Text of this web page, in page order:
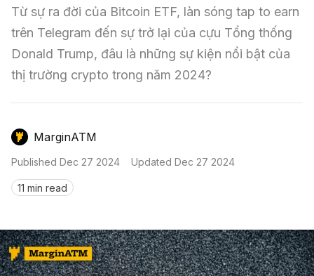
Phân Tích Thị Trường
Kiến Thức Tổng Hợp
Kinh Nghiệm Đầu Tư
Chỉ Báo Kỹ Thuật
Nến & Price Action
Săn Gem
Airdrop
GameFi
Sign in
Từ sự ra đời của Bitcoin ETF, làn sóng tap to earn
trên Telegram đến sự trở lại của cựu Tổng thống
Donald Trump, đâu là những sự kiện nổi bật của
thị trường crypto trong năm 2024?
MarginATM
Published Dec 27 2024 Updated Dec 27 2024
11 min read